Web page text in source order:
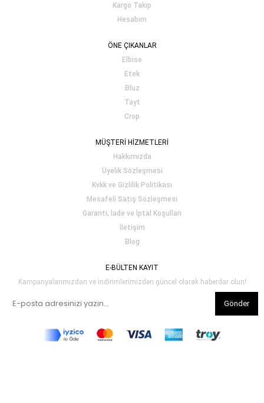
Kargo Takip
Hesabım
ÖNE ÇIKANLAR
Elbise
Etek
Bluz
Tayt
Crop
MÜŞTERİ HİZMETLERİ
Hakkımızda
Üyelik Sözleşmesi
Kvkk ve Gizlilik Politikası
Mesafeli Satış Sözleşmesi
Garanti, İade ve İptal Koşulları
İletişim
Blog
E-BÜLTEN KAYIT
Kampanyalarımızdan ve indirimlerimizden güncel olarak haberdar olun!
Gönder